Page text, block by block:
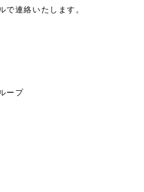
で連絡いたします。
ープ